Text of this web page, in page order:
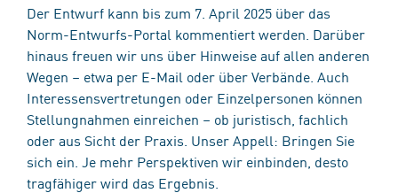
Der Entwurf kann bis zum 7. April 2025 über das
Norm-Entwurfs-Portal kommentiert werden. Darüber
hinaus freuen wir uns über Hinweise auf allen anderen
Wegen – etwa per E-Mail oder über Verbände. Auch
Interessensvertretungen oder Einzelpersonen können
Stellungnahmen einreichen – ob juristisch, fachlich
oder aus Sicht der Praxis. Unser Appell: Bringen Sie
sich ein. Je mehr Perspektiven wir einbinden, desto
tragfähiger wird das Ergebnis.